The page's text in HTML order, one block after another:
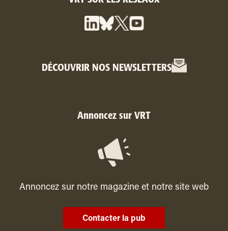
DÉCOUVRIR NOS NEWSLETTERS
Annoncez sur VRT
Annoncez sur notre magazine et notre site web
Contacter la pub